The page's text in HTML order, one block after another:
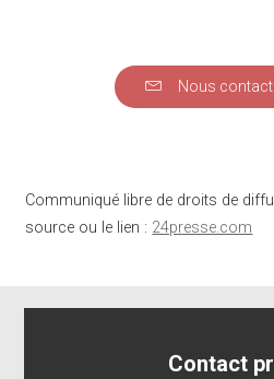
Nous
Communiqué libre de droits de
source ou le lien : 24presse.com
Contact